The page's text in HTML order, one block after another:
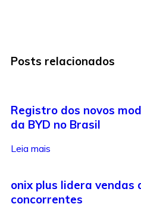
Posts relacionados
Registro dos novos
da BYD no Brasil
Leia mais
onix plus lidera vendas
concorrentes